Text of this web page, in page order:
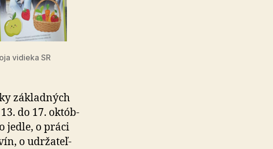
vidieka SR
základných
do 17. ok­tób­
jedle, o práci
o udrža­teľ­